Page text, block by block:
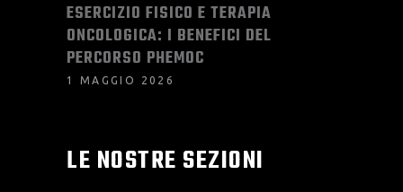
ESERCIZIO FISICO E TERAPIA
ONCOLOGICA: I BENEFICI DEL
PERCORSO PHEMOC
1 MAGGIO 2026
LE NOSTRE SEZIONI